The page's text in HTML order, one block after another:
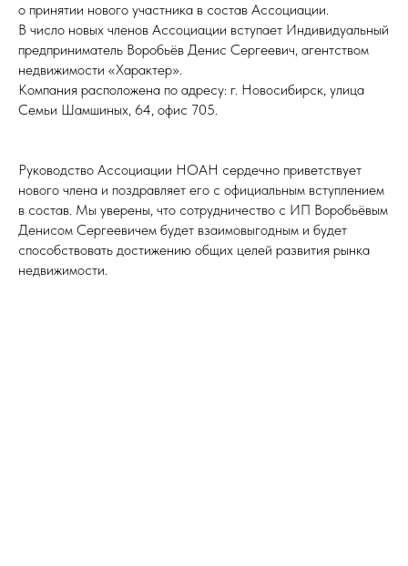
о принятии нового участника в состав Ассоциации.
В число новых членов Ассоциации вступает Индивидуальный
предприниматель Воробьёв Денис Сергеевич, агентством
недвижимости «Характер».
Компания расположена по адресу: г. Новосибирск, улица
Семьи Шамшиных, 64, офис 705.
Руководство Ассоциации НОАН сердечно приветствует
нового члена и поздравляет его с официальным вступлением
в состав. Мы уверены, что сотрудничество с ИП Воробьёвым
Денисом Сергеевичем будет взаимовыгодным и будет
способствовать достижению общих целей развития рынка
недвижимости.